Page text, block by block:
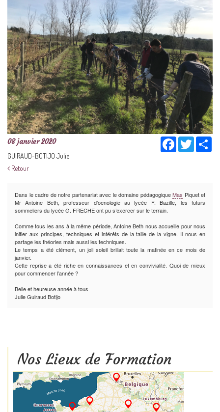
08 janvier 2020 FacebookTwitter
GUIRAUD-BOTIJO Julie
Retour
Dans le cadre de notre partenariat avec le domaine pédagogiqueMas Piquet et
Mr Antoine Beth, professeur d’oenologie au lycée F. Bazille, les futurs
sommeliers du lycée G. FRECHE ont pu s’exercer sur le terrain.
Comme tous les ans à la même période, Antoine Beth nous accueille pour nous
initier aux principes, techniques et intérêts de la taille de la vigne. Il nous en
partage les théories mais aussi les techniques.
Le temps a été clément, un joli soleil brillait toute la matinée en ce mois de
janvier.
Cette reprise a été riche en connaissances et en convivialité. Quoi de mieux
pour commencer l’année ?
Belle et heureuse année à tous
Julie Guiraud Botijo
Nos Lieux de Formation